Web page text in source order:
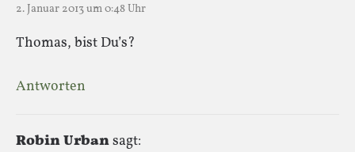
2. Januar 2013 um 0:48 Uhr
Thomas, bist Du’s?
Antworten
Robin Urbansagt: